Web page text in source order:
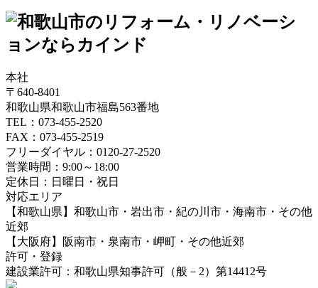
本社
〒640-8401
和歌山県和歌山市福島563番地
TEL：073-455-2520
FAX：073-455-2519
フリーダイヤル：0120-27-2520
営業時間：9:00～18:00
定休日：日曜日・祝日
対応エリア
【和歌山県】和歌山市・岩出市・紀の川市・海南市・その他
近郊
【大阪府】阪南市・泉南市・岬町・その他近郊
許可・登録
建設業許可：和歌山県知事許可（般－2）第14412号